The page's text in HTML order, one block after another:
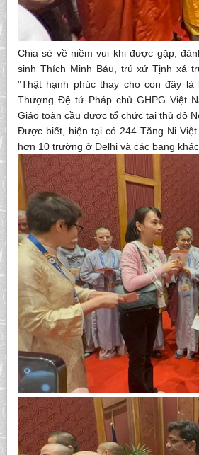
Chia sẻ về niềm vui khi được gặp,
sinh Thích Minh Báu, trú xứ Tịnh xá
"Thật hạnh phúc thay cho con đây
Thượng Đệ tứ Pháp chủ GHPG Việt
Giáo toàn cầu được tổ chức tại thủ đô
Được biết, hiện tại có 244 Tăng Ni
hơn 10 trường ở Delhi và các bang